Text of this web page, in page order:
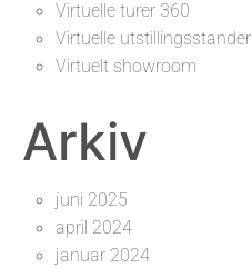
Virtuelle turer 360
Virtuelle utstillingsstander
Virtuelt showroom
Arkiv
juni 2025
april 2024
januar 2024